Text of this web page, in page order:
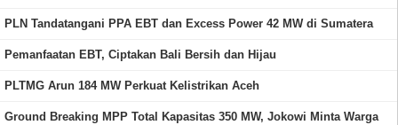
PLN Tandatangani PPA EBT dan Excess Power 42 MW di Sumatera
Pemanfaatan EBT, Ciptakan Bali Bersih dan Hijau
PLTMG Arun 184 MW Perkuat Kelistrikan Aceh
Ground Breaking MPP Total Kapasitas 350 MW, Jokowi Minta Warga